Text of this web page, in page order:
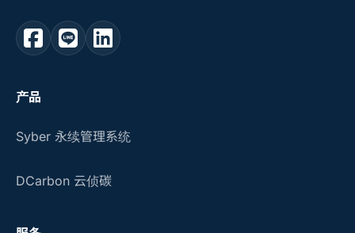
产品
Syber 永续管理系统
DCarbon 云侦碳